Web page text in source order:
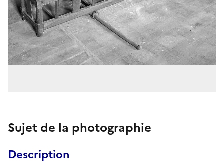
Sujet de la photographie
Description